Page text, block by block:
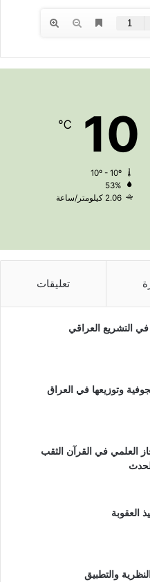
10
℃
53%
2.06 كيلومتر/ساعة
تعليقات
في التشريع العراقي
وتوزيعها في العراق
العلمي في القرآن الثقب
العقوبة
والتطبيق